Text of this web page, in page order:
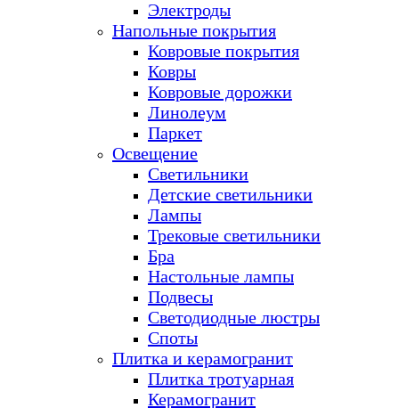
Электроды
Напольные покрытия
Ковровые покрытия
Ковры
Ковровые дорожки
Линолеум
Паркет
Освещение
Светильники
Детские светильники
Лампы
Трековые светильники
Бра
Настольные лампы
Подвесы
Светодиодные люстры
Споты
Плитка и керамогранит
Плитка тротуарная
Керамогранит